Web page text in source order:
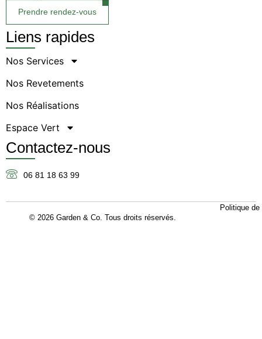
Prendre rendez-vous
Liens rapides
Nos Services
Nos Revetements
Nos Réalisations
Espace Vert
Contactez-nous
06 81 18 63 99
© 2026 Garden & Co. Tous droits réservés.
Politique